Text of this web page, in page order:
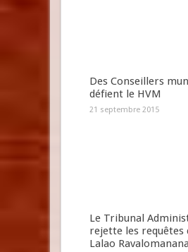
Des Conseillers
défient le HVM
21 septembre 2015
Le Tribunal
rejette les requêtes
Lalao Ravalomanana